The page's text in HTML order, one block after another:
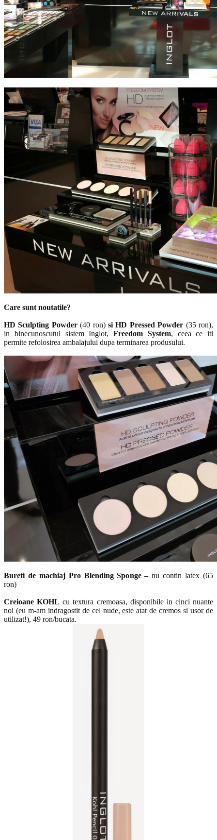
Care sunt noutatile?
HD Sculpting Powder(40 ron)si HD Pressed Powder (35 ron),
in binecunoscutul sistem Inglot, Freedom System, ceea ce iti
permite refolosirea ambalajului dupa terminarea produsului.
Bureti de machiaj Pro Blending Sponge –nu contin latex (65
ron)
Creioane KOHL cu textura cremoasa, disponibile in cinci nuante
noi (eu m-am indragostit de cel nude, este atat de cremos si usor de
utilizat!), 49 ron/bucata.